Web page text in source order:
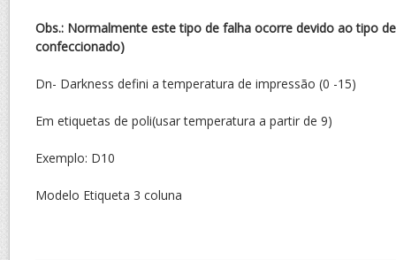
Obs.: Normalmente este tipo de falha ocorre devido ao tipo
confeccionado)
Dn- Darkness defini a temperatura de impressão (0 -15)
Em etiquetas de poli(usar temperatura a partir de 9)
Exemplo: D10
Modelo Etiqueta 3 coluna